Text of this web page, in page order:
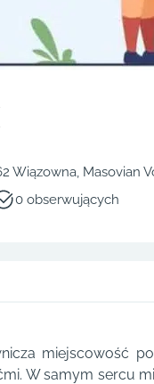
Wiązowna, Masovian
0 obserwujących
miejscowość
W samym sercu